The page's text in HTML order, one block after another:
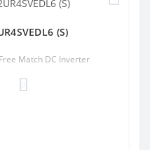
(S)
Match DC Inverter